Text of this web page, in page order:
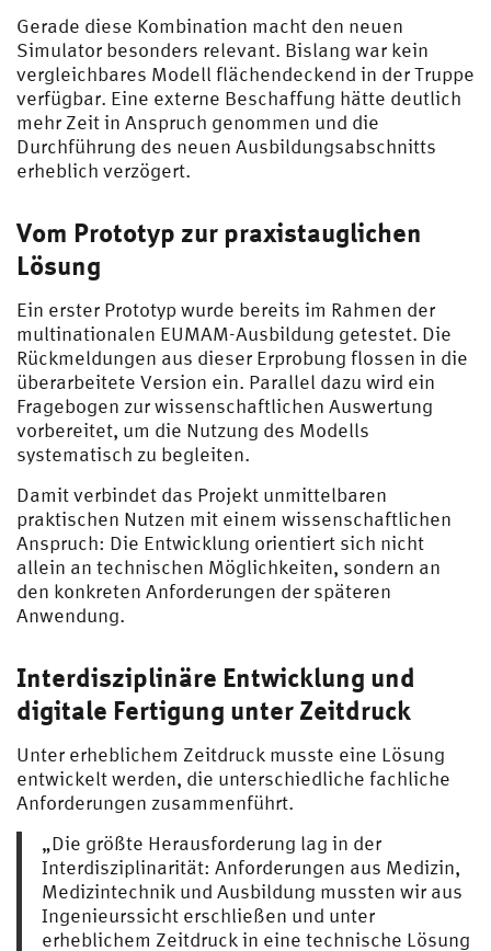
Gerade diese Kombination macht den neuen
Simulator besonders relevant. Bislang war kein
vergleichbares Modell flächendeckend in der Truppe
verfügbar. Eine externe Beschaffung hätte deutlich
mehr Zeit in Anspruch genommen und die
Durchführung des neuen Ausbildungsabschnitts
erheblich verzögert.
Vom Prototyp zur praxistauglichen
Lösung
Ein erster Prototyp wurde bereits im Rahmen der
multinationalen EUMAM-Ausbildung getestet. Die
Rückmeldungen aus dieser Erprobung flossen in die
überarbeitete Version ein. Parallel dazu wird ein
Fragebogen zur wissenschaftlichen Auswertung
vorbereitet, um die Nutzung des Modells
systematisch zu begleiten.
Damit verbindet das Projekt unmittelbaren
praktischen Nutzen mit einem wissenschaftlichen
Anspruch: Die Entwicklung orientiert sich nicht
allein an technischen Möglichkeiten, sondern an
den konkreten Anforderungen der späteren
Anwendung.
Interdisziplinäre Entwicklung und
digitale Fertigung unter Zeitdruck
Unter erheblichem Zeitdruck musste eine Lösung
entwickelt werden, die unterschiedliche fachliche
Anforderungen zusammenführt.
„Die größte Herausforderung lag in der
Interdisziplinarität: Anforderungen aus Medizin,
Medizintechnik und Ausbildung mussten wir aus
Ingenieurssicht erschließen und unter
erheblichem Zeitdruck in eine technische Lösung